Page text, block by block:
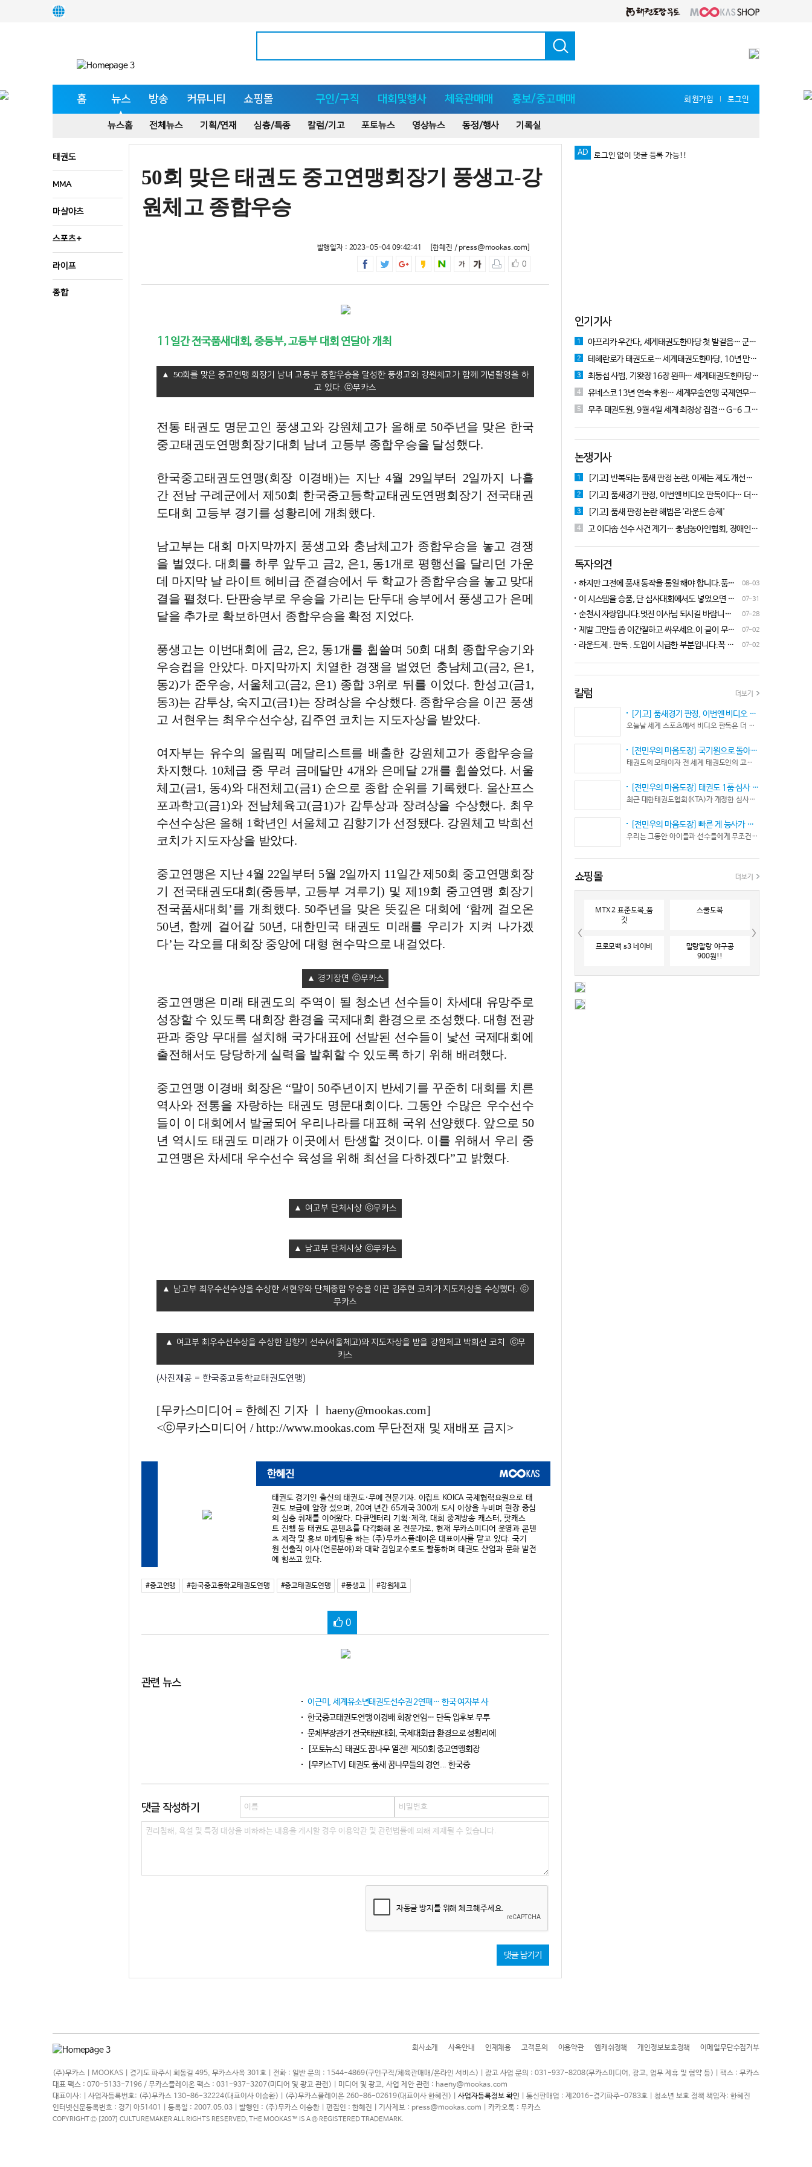
홈 뉴스 방송 커뮤니티 쇼핑몰 구인/구직 대회및행사 체육관매매 홍보/중고매매 회원가입 l 로그인
뉴스홈 전체뉴스 기획/연재 심층/특종 칼럼/기고 포토뉴스 영상뉴스 동정/행사 기록실
태권도
MMA
마샬아츠
스포츠+
라이프
종합
50회 맞은 태권도 중고연맹회장기 풍생고-강
원체고 종합우승
발행일자 : 2023-05-04 09:42:41 [한혜진 / press@mookas.com]
0
11일간 전국품새대회, 중등부, 고등부 대회 연달아 개최
50회를 맞은 중고연맹 회장기 남녀 고등부 종합우승을 달성한 풍생고와 강원체고가 함께 기념촬영을 하
고 있다.
전통 태권도 명문고인 풍생고와 강원체고가 올해로 50주년을 맞은 한국
중고태권도연맹회장기대회 남녀 고등부 종합우승을 달성했다.
한국중고태권도연맹(회장 이경배)는 지난 4월 29일부터 2일까지 나흘
간 전남 구례군에서 제50회 한국중고등학교태권도연맹회장기 전국태권
도대회 고등부 경기를 성황리에 개최했다.
남고부는 대회 마지막까지 풍생고와 충남체고가 종합우승을 놓고 경쟁
을 벌였다. 대회를 하루 앞두고 금2, 은1, 동1개로 평행선을 달리던 가운
데 마지막 날 라이트 헤비급 준결승에서 두 학교가 종합우승을 놓고 맞대
결을 펼쳤다. 단판승부로 우승을 가리는 단두대 승부에서 풍생고가 은메
달을 추가로 확보하면서 종합우승을 확정 지었다.
풍생고는 이번대회에 금2, 은2, 동1개를 휩쓸며 50회 대회 종합우승기와
우승컵을 안았다. 마지막까지 치열한 경쟁을 벌였던 충남체고(금2, 은1,
동2)가 준우승, 서울체고(금2, 은1) 종합 3위로 뒤를 이었다. 한성고(금1,
동3)는 감투상, 숙지고(금1)는 장려상을 수상했다. 종합우승을 이끈 풍생
고 서현우는 최우수선수상, 김주연 코치는 지도자상을 받았다.
여자부는 유수의 올림픽 메달리스트를 배출한 강원체고가 종합우승을
차지했다. 10체급 중 무려 금메달만 4개와 은메달 2개를 휩쓸었다. 서울
체고(금1, 동4)와 대전체고(금1) 순으로 종합 순위를 기록했다. 울산프스
포과학고(금1)와 전남체육고(금1)가 감투상과 장려상을 수상했다. 최우
수선수상은 올해 1학년인 서울체고 김향기가 선정됐다. 강원체고 박희선
코치가 지도자상을 받았다.
중고연맹은 지난 4월 22일부터 5월 2일까지 11일간 제50회 중고연맹회장
기 전국태권도대회(중등부, 고등부 겨루기) 및 제19회 중고연맹 회장기
전국품새대회’를 개최했다. 50주년을 맞은 뜻깊은 대회에 ‘함께 걸오온
50년, 함께 걸어갈 50년, 대한민국 태권도 미래를 우리가 지켜 나가겠
다’는 각오를 대회장 중앙에 대형 현수막으로 내걸었다.
경기장면
중고연맹은 미래 태권도의 주역이 될 청소년 선수들이 차세대 유망주로
성장할 수 있도록 대회장 환경을 국제대회 환경으로 조성했다. 대형 전광
판과 중앙 무대를 설치해 국가대표에 선발된 선수들이 낯선 국제대회에
출전해서도 당당하게 실력을 발휘할 수 있도록 하기 위해 배려했다.
중고연맹 이경배 회장은 “말이 50주년이지 반세기를 꾸준히 대회를 치른
역사와 전통을 자랑하는 태권도 명문대회이다. 그동안 수많은 우수선수
들이 이 대회에서 발굴되어 우리나라를 대표해 국위 선양했다. 앞으로 50
년 역시도 태권도 미래가 이곳에서 탄생할 것이다. 이를 위해서 우리 중
고연맹은 차세대 우수선수 육성을 위해 최선을 다하겠다”고 밝혔다.
여고부 단체시상
남고부 단체시상
남고부 최우수선수상을 수상한 서현우와 단체종합 우승을 이끈 김주현 코치가 지도자상을 수상했다.
여고부 최우수선수상을 수상한 김향기 선수(서울체고)와 지도자상을 받을 강원체고 박희선 코치.
(사진제공 = 한국중고등학교태권도연맹)
[무카스미디어 = 한혜진 기자 ㅣ haeny@mookas.com]
<ⓒ무카스미디어 / http://www.mookas.com 무단전재 및 재배포 금지>
한혜진
태권도 경기인 출신의 태권도·무예 전문기자. 이집트 KOICA 국제협력요원으로 태
권도 보급에 앞장 섰으며, 20여 년간 65개국 300개 도시 이상을 누비며 현장 중심
의 심층 취재를 이어왔다. 다큐멘터리 기획·제작, 대회 중계방송 캐스터, 팟캐스
트 진행 등 태권도 콘텐츠를 다각화해 온 전문가로, 현재 무카스미디어 운영과 콘텐
츠 제작 및 홍보 마케팅을 하는 (주)무카스플레이온 대표이사를 맡고 있다. 국기
원 선출직 이사(언론분야)와 대학 겸임교수로도 활동하며 태권도 산업과 문화 발전
에 힘쓰고 있다.
#중고연맹 #한국중고등학교태권도연맹 #중고태권도연맹 #풍생고 #강원체고
0
관련 뉴스
이근미, 세계유소년태권도선수권 2연패… 한국 여자부 사
한국중고태권도연맹 이경배 회장 연임… 단독 입후보 무투
문체부장관기 전국태권대회, 국제대회급 환경으로 성황리에
[포토뉴스] 태권도 꿈나무 열전! 제50회 중고연맹회장
[무카스TV] 태권도 품새 꿈나무들의 경연... 한국중
댓글 작성하기
자동글 방지를 위해 체크해주세요.
댓글 남기기
AD 로그인 없이 댓글 등록 가능!!
인기기사
1 아프리카 우간다, 세계태권도한마당 첫 발걸음… 군의관 콘데 "잊지 못할 경험"
2 테헤란로가 태권도로… 세계태권도한마당, 10년 만에 국기원서 개막!
3 최동섭 사범, 기왓장 16장 완파… 세계태권도한마당 주먹격파 우승
4 유네스코 13년 연속 후원… 세계무술연맹 국제연무대회 10월 충주서 개막
5 무주 태권도원, 9월 4일 세계 최정상 집결… G-6 그랑프리 시리즈 개막
논쟁기사
1 [기고] 반복되는 품새 판정 논란, 이제는 제도 개선을 논의할 때!
2 [기고] 품새경기 판정, 이번엔 비디오 판독이다… 더 이상 미룰 수 없다
3 [기고] 품새 판정 논란 해법은 '라운드 승제'
4 고 이다솜 선수 사건 계기… 충남농아인협회, 장애인체육 제도개선 9개 정책 제안
독자의견
08-03
하지만 그전에 품새 동작을 통일 해야 합니다.품새
심판 교육에 여러번 참석 했었는데, 강사 마다 동작
할수가 없습니다.하루빨리 강사들이 함께 모여 동
작을 통일 시켜야지 안그러면 항상 분쟁이 생깁니
다.
07-31
이 시스템을 승품, 단 심사대회에서도 넣었으면 좋
겠네요.심사위원들이 일부러 불합격시키고, 이 부
했는데, 번복이 안된답니다.ㅋㅋㅋㅋㅋ 심사위원들
눈이 전부 달라서, 이렇다, 저렇다 말을 할수가 없다
07-28
순천시 자랑입니다.멋진 이사님 되시길 바랍니다
^^♡
07-02
제발 그만들 좀 이간질하고 싸우세요.이 글이 무엇
이 문제인가요?무엇을 얘기하려는지 의도가 무엇
이 노력해 보자는 그런 글 같은데품새 얘기 하는데
왜 갑자기 심판 가오 얘기에 핑크색 옷 얘기 같은 비
하 발언에......답답하시니 그러시겠지만 태권도
"도" 는 지키시며 발언하세요.심판들 또한 이런 말
나오지 않도록 자존심 상하지 않도록 부단히 노력해
야 함은 확실합니다.부끄러운 일 들이 없도록 해야
좋게만 보지 말고 잘하는 건 잘한다고 인정해주고
못하는 건 고치도록 해주셔야지어떠한 글인지 파악
도 못하고 일방적으로 나쁘게 표현하는 글은 보기가
좋지 않습니다.
07-02
라운드제 . 판독 . 도입이 시급한 부분입니다.꼭 승
고 다른 생각 없이 오로지 품새 판정에만 집중 하도
칼럼 더보기
[기고] 품새경기 판정, 이번엔 비디오 판독이다… 더 이상 미룰 수 없다
오늘날 세계 스포츠에서 비디오 판독은 더 이상 선택이 아니다. 선수의 땀과 노력, 경기 결과의 공정성을 지키기 위한 최소한의 안전장치이자 국제 스포츠의 보편적인 기준이 됐다.
[전민우의 마음도장] 국기원으로 돌아온 한마당… 그 안에서 마주하는 '도장(道場)의 본질’
태권도의 모태이자 전 세계 태권도인의 고향, 국기원 도장 위에 다시 뜨거운 기합 소리가 웅장하게 울려 퍼질 예정이다. 오랜만에 국기원에서 펼쳐지는 이번 세계태권도한마당은 단순한 대회 개최를 넘어 국경과 인종, 세대를 넘어 하나의 마음으로 모인 전 세계 태권도인들의 가슴속에 묵직한 설렘과 숭고한 감회를 불러일으킨다.
[전민우의 마음도장] 태권도 1품 심사 완화... 문턱은 낮아졌지만, 계단은 더욱 가팔라졌다!
최근 대한태권도협회(KTA)가 개정한 심사시행 규정이 도장가에 화두를 던지고 있다. 저연령 1품(단) 심사 시 지정 품새의 추첨 범위와 시기를 완화해 각 시도협회가 사실상 태극 1장부터 5장까지로 지정을 축소할 수 있는 제도적 근거를 마련했다.
[전민우의 마음도장] 빠른 게 능사가 아니다… 엘리트 선수의 '기다림'
우리는 그동안 아이들과 선수들에게 무조건 “빨리 반응하라”고 다그치기만 했던 것은 아닐까? 진정한 탁월함은 단순히 근육의 수축 속도가 빠른 데서 오지 않는다. 복잡하고 긴박한 1대 1 격투 상황 속에서 ‘언제 멈추고, 언제 폭발할 것인가’를 통제하는 타이밍 조절 능력과 상황 인식(Situational Awareness)에서 온다.
쇼핑몰 더보기
MTX 2 표준도복_품
깃
스쿨도복
프로모백 s3 네이비
말랑말랑 야구공
900원!!
회사소개 사옥안내 인재채용 고객문의 이용약관 엠캐쉬정책 개인정보보호정책 이메일무단수집거부
(주)무카스 | MOOKAS | 경기도 파주시 회동길 495, 무카스사옥 301호 | 전화 : 일반 문의 : 1544-4869(구인구직/체육관매매/온라인 서비스) | 광고 사업 문의 : 031-937-8208(무카스미디어, 광고, 업무 제휴 및 협약 등) | 팩스 : 무카스
대표 팩스 : 070-5133-7196 / 무카스플레이온 팩스 : 031-937-3207(미디어 및 광고 관련) | 미디어 및 광고, 사업 제안 관련 : haeny@mookas.com
대표이사: | 사업자등록번호: (주)무카스 130-86-32224(대표이사 이승환) | (주)무카스플레이온 260-86-02619(대표이사 한혜진) | 사업자등록정보 확인 | 통신판매업 : 제2016-경기파주-0783호 | 청소년 보호 정책 책임자: 한혜진
인터넷신문등록번호 : 경기 아51401 | 등록일 : 2007.05.03 | 발행인 : (주)무카스 이승환 | 편집인 : 한혜진 | 기사제보 : press@mookas.com | 카카오톡 : 무카스
COPYRIGHT Ⓒ [2007] CULTUREMAKER ALL RIGHTS RESERVED, THE MOOKAS™ IS A ® REGISTERED TRADEMARK.